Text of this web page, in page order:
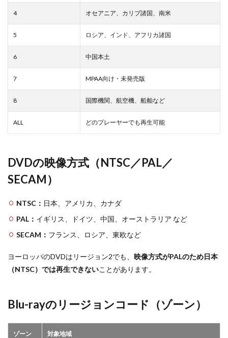
4 オセアニア、カリブ諸国、南米
5 ロシア、インド、アフリカ諸国
6 中国本土
7 MPAA向け・未発売版
8 国際機関、航空機、船舶など
ALL どのプレーヤーでも再生可能
DVDの映像方式（NTSC／PAL／
SECAM）
NTSC： 日本、アメリカ、カナダ
PAL： イギリス、ドイツ、中国、オーストラリア など
SECAM： フランス、ロシア、東欧など
ヨーロッパのDVDはリージョン2でも、 映像方式がPALのため日本
（NTSC）では再生できないことがあります。
Blu-rayのリージョンコード（ゾーン）
ゾーン 対象地域